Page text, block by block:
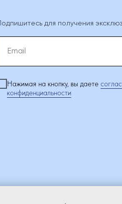
Подпишитесь для получения
Нажимая на кнопку, вы даете
конфиденциальности